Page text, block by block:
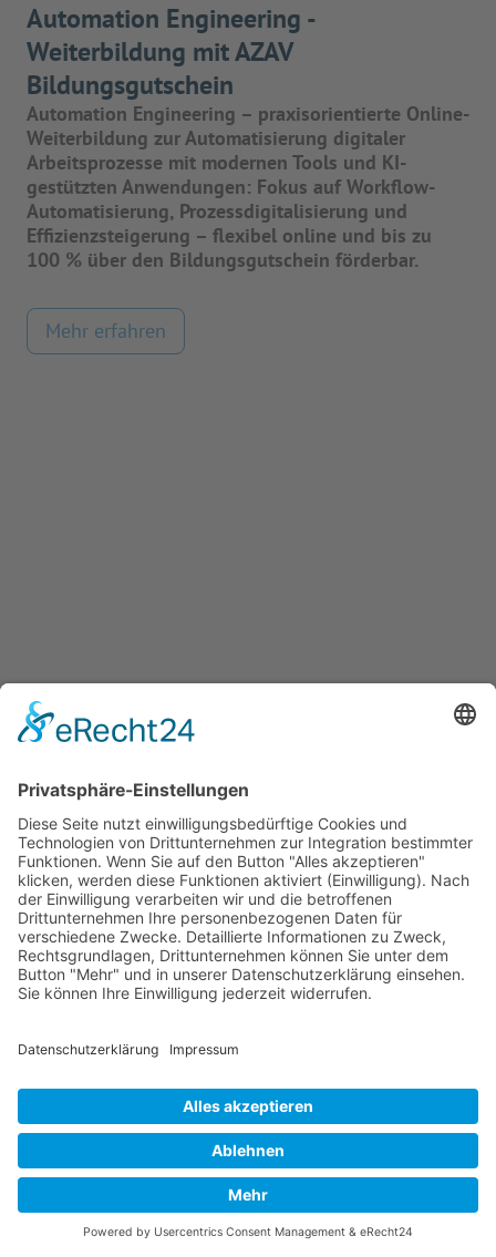
Automation Engineering -
Weiterbildung mit AZAV
Bildungsgutschein
Automation Engineering – praxisorientierte Online-
Weiterbildung zur Automatisierung digitaler
Arbeitsprozesse mit modernen Tools und KI-
gestützten Anwendungen: Fokus auf Workflow-
Automatisierung, Prozessdigitalisierung und
Effizienzsteigerung – flexibel online und bis zu
100 % über den Bildungsgutschein förderbar.
Mehr erfahren
BI-Analyst - Fokus Daten & KI -
Weiterbildung mit AZAV
Bildungsgutschein
BI-Analyst - Fokus Daten & KI - praxisorientierte
Online-Weiterbildung für die Analyse von
Geschäftsanforderungen, die Modellierung von
Prozessen sowie die Auswertung und
Visualisierung von Daten mit modernen BI- und KI-
Werkzeugen. Flexibel online und bis zu 100 %